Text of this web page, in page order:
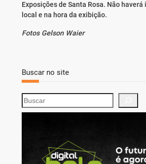
Exposições de Santa Rosa. Não haverá
local e na hora da exibição.
Fotos Gelson Waier
Buscar no site
S
e